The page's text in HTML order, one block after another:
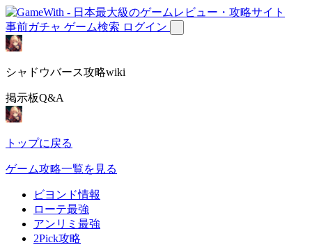
事前ガチャ ゲーム検索 ログイン
シャドウバース攻略wiki
掲示板Q&A
トップに戻る
ゲーム攻略一覧を見る
ビヨンド情報
ローテ最強
アンリミ最強
2Pick攻略